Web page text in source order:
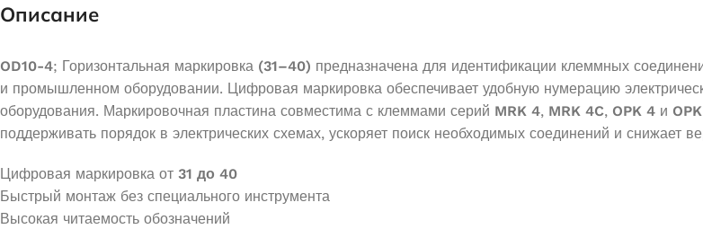
Описание
OD10-4; Горизонтальная маркировка (31–40) предназначена для идентификации клеммных
и промышленном оборудовании. Цифровая маркировка обеспечивает удобную нумерацию
оборудования. Маркировочная пластина совместима с клеммами серий MRK 4, MRK 4C, OPK 4 и
поддерживать порядок в электрических схемах, ускоряет поиск необходимых соединений и снижает
Цифровая маркировка от 31 до 40
Быстрый монтаж без специального инструмента
Высокая читаемость обозначений